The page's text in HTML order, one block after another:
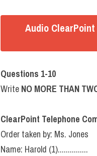
Audio ClearPoint
Questions 1-10
Write NO MORE THAN
ClearPoint Telephone
Order taken by: Ms. Jones
Name: Harold (1)...............